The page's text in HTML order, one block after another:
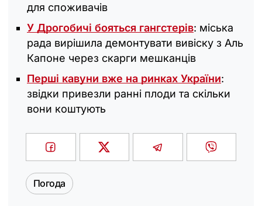
для споживачів
У Дрогобичі бояться гангстерів: міська
рада вирішила демонтувати вивіску з Аль
Капоне через скарги мешканців
Перші кавуни вже на ринках України:
звідки привезли ранні плоди та скільки
вони коштують
Погода